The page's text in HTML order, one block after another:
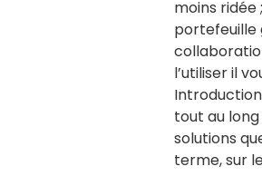
moins ridée
portefeuille
l’utiliser il
tout au long
solutions
terme, sur